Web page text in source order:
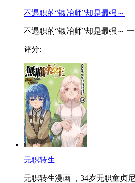
不遇职的“锻冶师”却是最强～
不遇职的“锻冶师”却是最强～
评分:
无职转生
无职转生漫画 ，34岁无职童贞